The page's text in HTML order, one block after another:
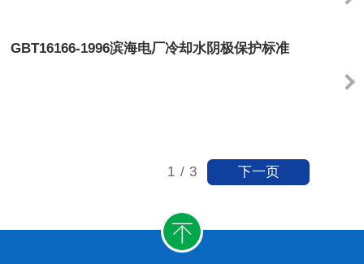
GBT16166-1996滨海电厂冷却水阴极保护标准
1 / 3 下一页